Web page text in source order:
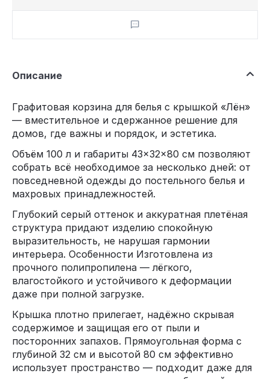
Описание
Графитовая корзина для белья с крышкой «Лён»
— вместительное и сдержанное решение для
домов, где важны и порядок, и эстетика.
Объём 100 л и габариты 43×32×80 см позволяют
собрать всё необходимое за несколько дней: от
повседневной одежды до постельного белья и
махровых принадлежностей.
Глубокий серый оттенок и аккуратная плетёная
структура придают изделию спокойную
выразительность, не нарушая гармонии
интерьера. Особенности Изготовлена из
прочного полипропилена — лёгкого,
влагостойкого и устойчивого к деформации
даже при полной загрузке.
Крышка плотно прилегает, надёжно скрывая
содержимое и защищая его от пыли и
посторонних запахов. Прямоугольная форма с
глубиной 32 см и высотой 80 см эффективно
использует пространство — подходит даже для